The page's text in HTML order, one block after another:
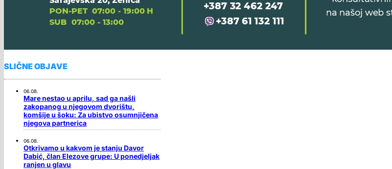
SLIČNE OBJAVE
06.08.
Mare nestao u aprilu, sad ga našli
zakopanog u njegovom dvorištu,
komšije u šoku: Za ubistvo osumnjičena
njegova partnerica
06.08.
Otkrivamo u kakvom je stanju Davor
Dabić, član Elezove grupe: U ponedjeljak
ranjen u glavu